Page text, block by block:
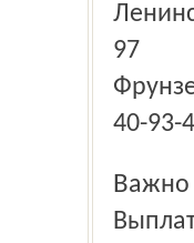
97
40-93-
Важно